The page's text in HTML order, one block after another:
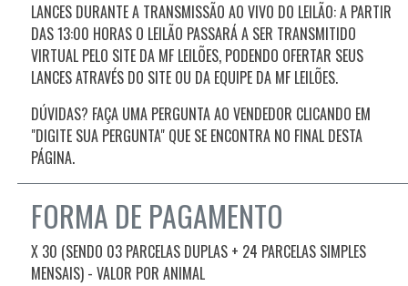
LANCES DURANTE A TRANSMISSÃO AO VIVO DO LEILÃO: A PARTIR
DAS13:00 HORAS O LEILÃO PASSARÁ A SER TRANSMITIDO
VIRTUAL PELO SITE DA MF LEILÕES, PODENDO OFERTAR SEUS
LANCES ATRAVÉS DO SITE OU DA EQUIPE DA MF LEILÕES.
DÚVIDAS? FAÇA UMA PERGUNTA AO VENDEDOR CLICANDO EM
"DIGITE SUA PERGUNTA" QUE SE ENCONTRA NO FINAL DESTA
PÁGINA.
FORMA DE PAGAMENTO
X 30 (SENDO 03 PARCELAS DUPLAS + 24 PARCELAS SIMPLES
MENSAIS) - VALOR POR ANIMAL